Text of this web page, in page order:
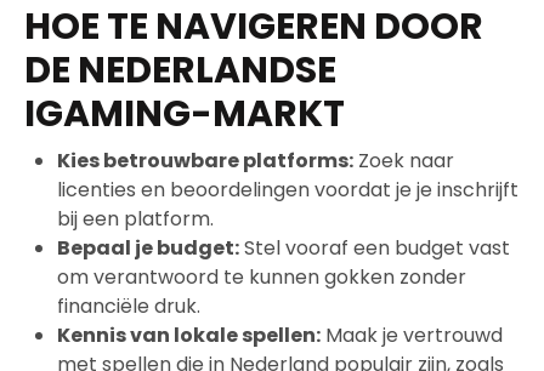
HOE TE NAVIGEREN DOOR
DE NEDERLANDSE
IGAMING-MARKT
Kies betrouwbare platforms: Zoek naar
licenties en beoordelingen voordat je je inschrijft
bij een platform.
Bepaal je budget:Stel vooraf een budget vast
om verantwoord te kunnen gokken zonder
financiële druk.
Kennis van lokale spellen: Maak je vertrouwd
met spellen die in Nederland populair zijn, zoals